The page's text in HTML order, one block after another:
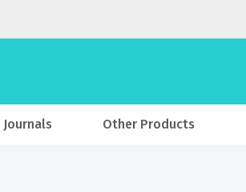
Journals Other Products